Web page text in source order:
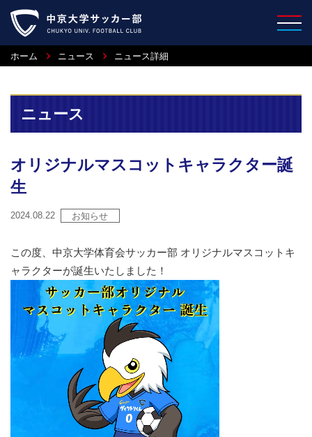
ホーム ニュース ニュース詳細
ニュース
オリジナルマスコットキャラクター誕
生
2024.08.22 お知らせ
この度、中京大学体育会サッカー部 オリジナルマスコットキ
ャラクターが誕生いたしました！